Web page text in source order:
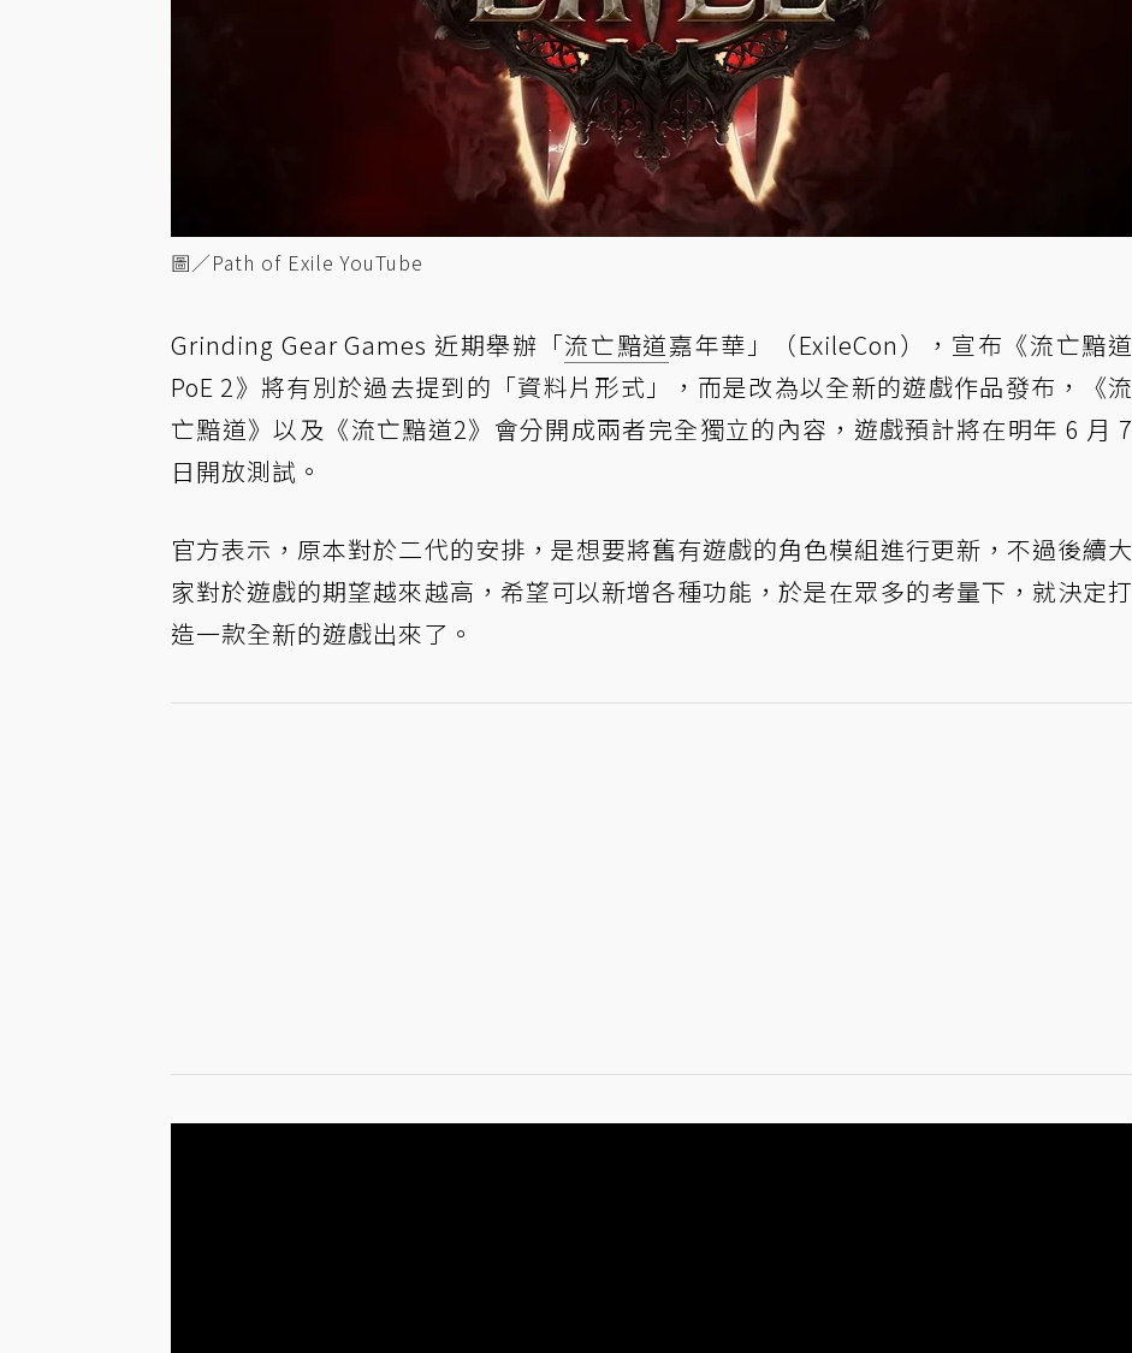
圖／Path of Exile YouTube
Grinding Gear Games 近期舉辦「流亡黯道嘉年華」（ExileCon），宣布《流亡黯道
PoE 2》將有別於過去提到的「資料片形式」，而是改為以全新的遊戲作品發布，《流
亡黯道》以及《流亡黯道2》會分開成兩者完全獨立的內容，遊戲預計將在明年 6 月 7
日開放測試。
官方表示，原本對於二代的安排，是想要將舊有遊戲的角色模組進行更新，不過後續大
家對於遊戲的期望越來越高，希望可以新增各種功能，於是在眾多的考量下，就決定打
造一款全新的遊戲出來了。